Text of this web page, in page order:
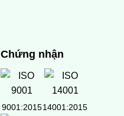
Chứng nhận
9001:201514001:2015